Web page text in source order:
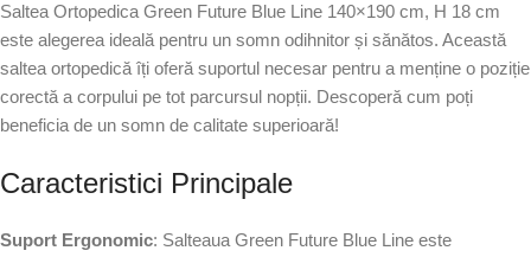
Saltea Ortopedica Green Future Blue Line 140×190 cm, H 18 cm
este alegerea ideală pentru un somn odihnitor și sănătos. Această
saltea ortopedică îți oferă suportul necesar pentru a menține o poziție
corectă a corpului pe tot parcursul nopții. Descoperă cum poți
beneficia de un somn de calitate superioară!
Caracteristici Principale
Suport Ergonomic: Salteaua Green Future Blue Line este